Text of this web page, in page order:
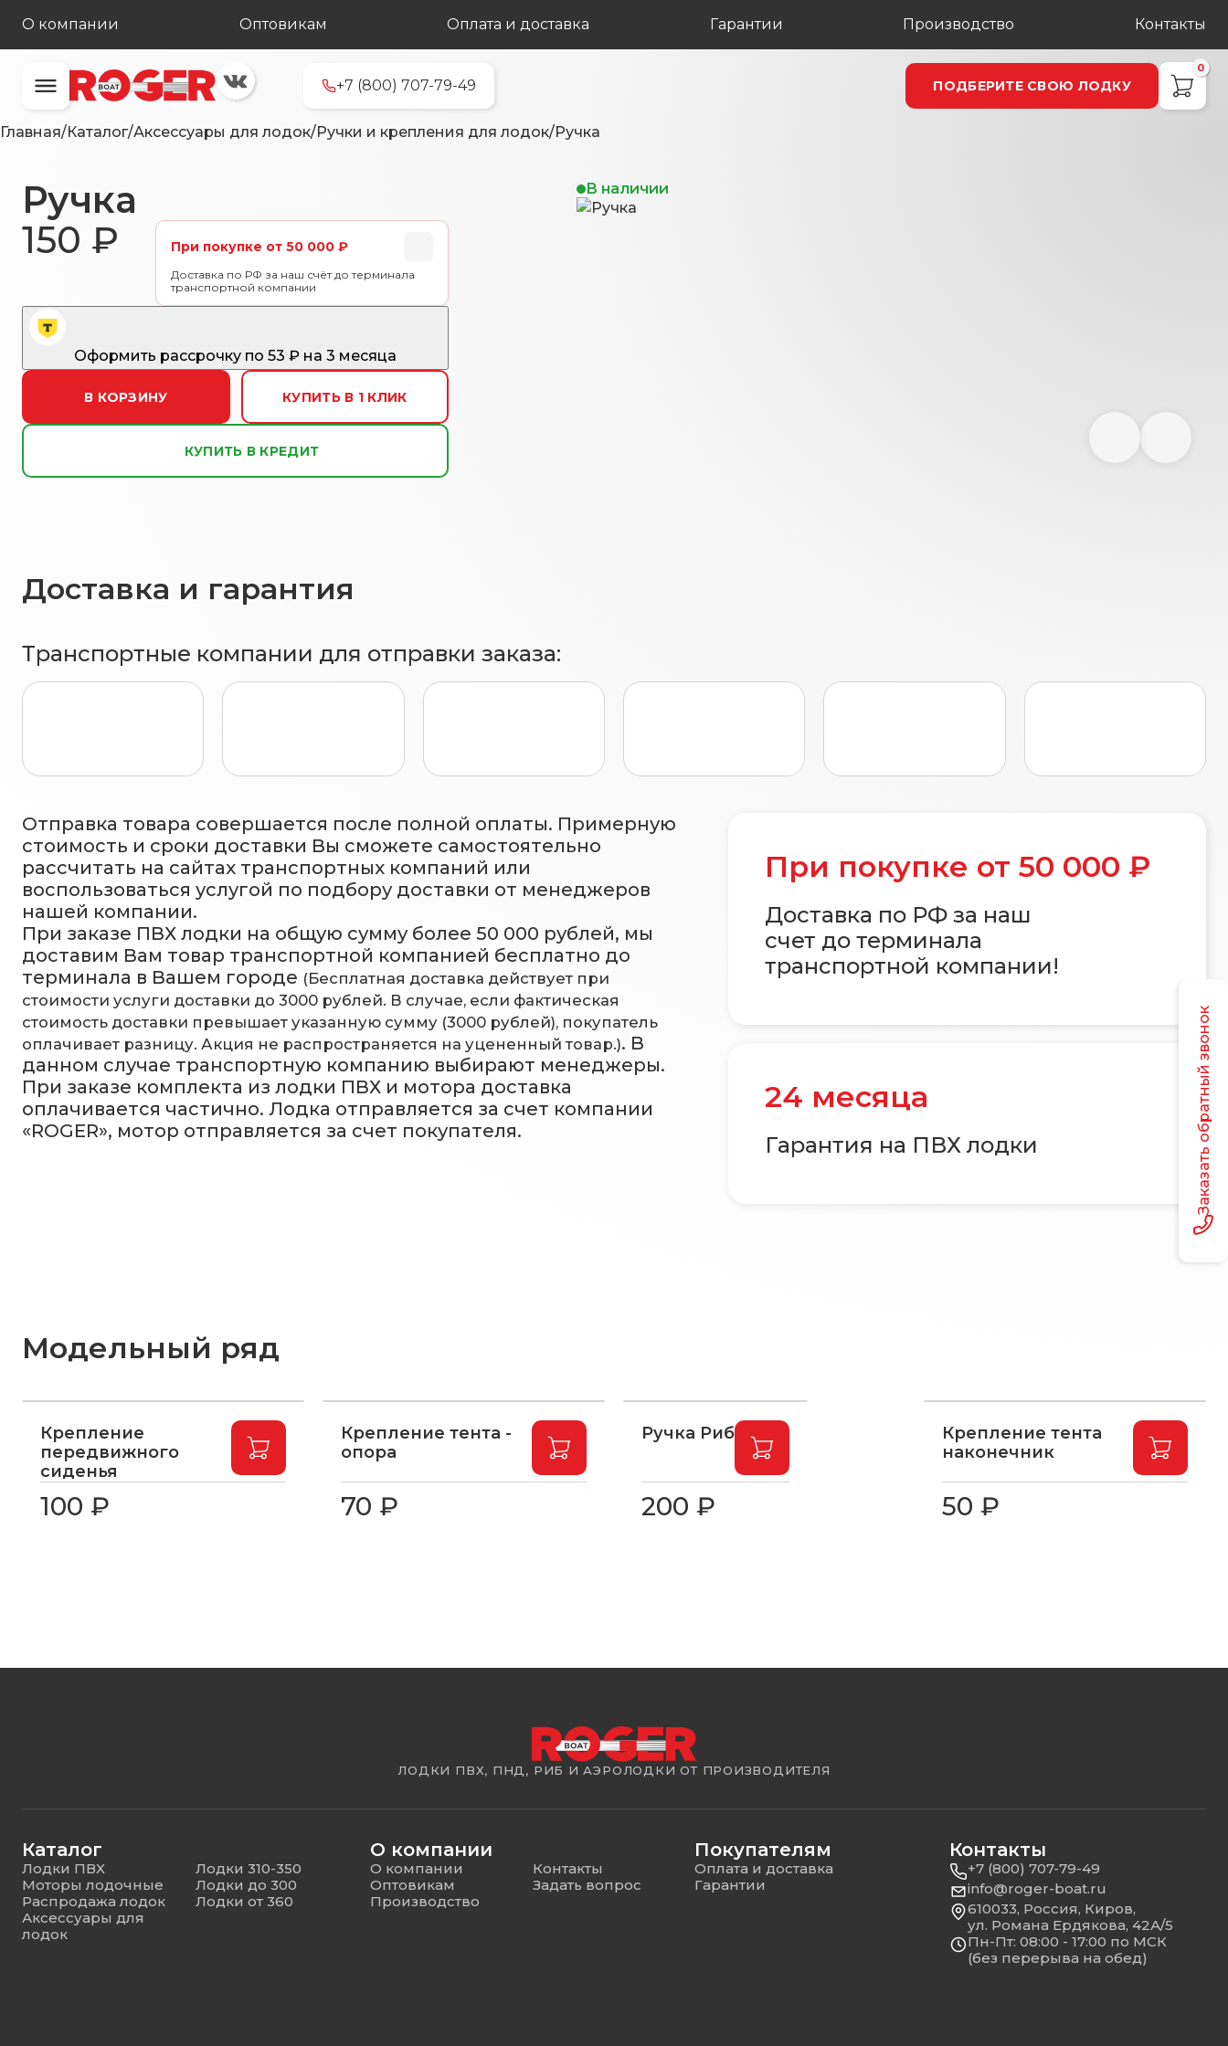
О компании Оптовикам Оплата и доставка Гарантии Производство Контакты
+7 (800) 707-79-49 ПОДБЕРИТЕ СВОЮ ЛОДКУ
0
Главная/Каталог/Аксессуары для лодок/Ручки и крепления для лодок/Ручка
Ручка
150 ₽ При покупке от 50 000 ₽
Доставка по РФ за наш счёт до терминала
транспортной компании
Оформить рассрочку по 53 ₽ на 3 месяца
В КОРЗИНУ КУПИТЬ В 1 КЛИК
КУПИТЬ В КРЕДИТ
В наличии
Доставка и гарантия
Транспортные компании для отправки заказа:
Отправка товара совершается после полной оплаты. Примерную
стоимость и сроки доставки Вы сможете самостоятельно
рассчитать на сайтах транспортных компаний или
воспользоваться услугой по подбору доставки от менеджеров
нашей компании.
При заказе ПВХ лодки на общую сумму более 50 000 рублей, мы
доставим Вам товар транспортной компанией бесплатно до
терминала в Вашем городе (Бесплатная доставка действует при
стоимости услуги доставки до 3000 рублей. В случае, если фактическая
стоимость доставки превышает указанную сумму (3000 рублей), покупатель
оплачивает разницу. Акция не распространяется на уцененный товар.). В
данном случае транспортную компанию выбирают менеджеры.
При заказе комплекта из лодки ПВХ и мотора доставка
оплачивается частично. Лодка отправляется за счет компании
«ROGER», мотор отправляется за счет покупателя.
При покупке от 50 000 ₽
Доставка по РФ за наш
счет до терминала
транспортной компании!
24 месяца
Гарантия на ПВХ лодки
Модельный ряд
Крепление
передвижного
сиденья
100 ₽
Крепление тента -
опора
70 ₽
Ручка Риб
200 ₽
Крепление тента
наконечник
50 ₽
ЛОДКИ ПВХ, ПНД, РИБ И АЭРОЛОДКИ ОТ ПРОИЗВОДИТЕЛЯ
Каталог
Лодки ПВХ
Моторы лодочные
Распродажа лодок
Аксессуары для
лодок
Лодки 310-350
Лодки до 300
Лодки от 360
О компании
О компании
Оптовикам
Производство
Контакты
Задать вопрос
Покупателям
Оплата и доставка
Гарантии
Контакты
+7 (800) 707-79-49
info@roger-boat.ru
610033, Россия, Киров,
ул. Романа Ердякова, 42А/5
Пн-Пт: 08:00 - 17:00 по МСК
(без перерыва на обед)
Заказать обратный звонок